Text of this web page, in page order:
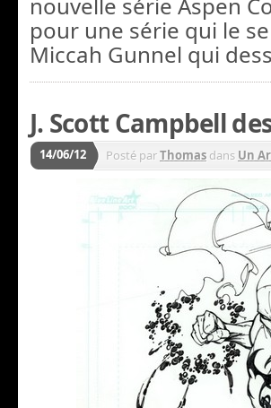
pour une série qui le
Miccah Gunnel qui
J. Scott Campbell
14/06/12 Posté parThomas dans Un